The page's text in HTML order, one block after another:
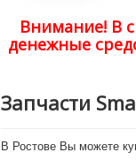
Внимание! В
денежные
Запчасти
В Ростове Вы можете